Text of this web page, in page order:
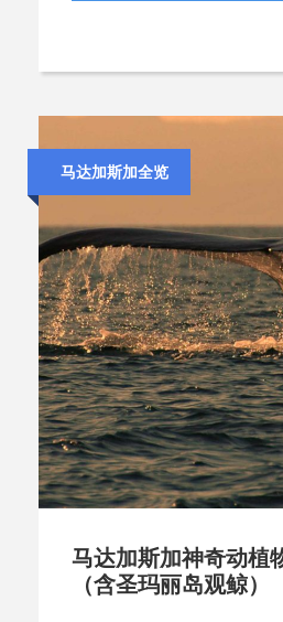
马达加斯加全览
马达加斯加神奇动植
（含圣玛丽岛观鲸）